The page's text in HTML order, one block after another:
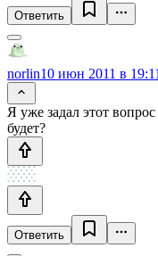
Ответить
norlin10 июн 2011 в 19:11
Я уже задал этот
будет?
Ответить